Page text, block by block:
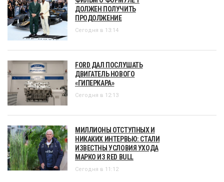
ДОЛЖЕН ПОЛУЧИТЬ
ПРОДОЛЖЕНИЕ
Сегодня в 13:14
FORD ДАЛ ПОСЛУШАТЬ
ДВИГАТЕЛЬ НОВОГО
«ГИПЕРКАРА»
Сегодня в 12:13
МИЛЛИОНЫ ОТСТУПНЫХ И
НИКАКИХ ИНТЕРВЬЮ: СТАЛИ
ИЗВЕСТНЫ УСЛОВИЯ УХОДА
МАРКО ИЗ RED BULL
Сегодня в 11:12